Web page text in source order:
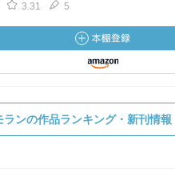
3.31 5
ランの作品ランキング・新刊情報